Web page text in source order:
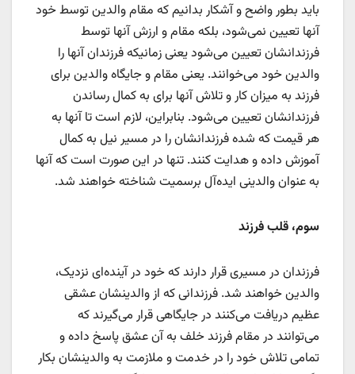
باید بطور واضح و آشکار بدانیم که مقام والدین توسط خود
آنها تعیین نمی‌شود، بلکه مقام و ارزش آنها توسط
فرزندانشان تعیین می‌شود یعنی زمانیکه فرزندان آنها را
والدین خود می‌خوانند. یعنی مقام و جایگاه والدین برای
فرزند به میزان کار و تلاش آنها برای به کمال رساندن
فرزندانشان تعیین می‌شود. بنابراین، لازم است تا آنها به
هر قیمت که شده فرزندانشان را در مسیر نیل به کمال
آموزش داده و هدایت کنند. تنها در این صورت است که آنها
به عنوان والدینی ایده‌آل برسمیت شناخته خواهند شد.
سوم، قلب فرزند
فرزندان در مسیری قرار دارند که خود در آینده‌ای نزدیک،
والدین خواهند شد. فرزندانی که از والدینشان عشقی
عظیم دریافت می‌کنند در جایگاهی قرار می‌گیرند که
می‌توانند در مقام فرزند خلف به آن عشق پاسخ داده و
تمامی تلاش خود را در خدمت و ملازمت به والدینشان بکار